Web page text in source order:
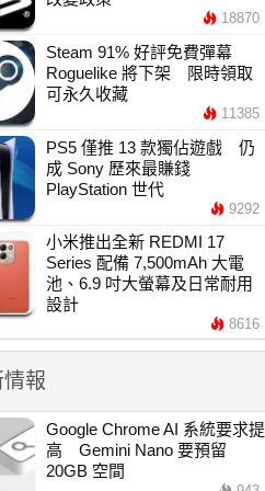
18870
Steam 91% 好評免費彈幕
Roguelike 將下架 限時領取
可永久收藏
11385
PS5 僅推 13 款獨佔遊戲 仍
成 Sony 歷來最賺錢
PlayStation 世代
9292
小米推出全新 REDMI 17
Series 配備 7,500mAh 大電
池、6.9 吋大螢幕及日常耐用
設計
8616
報
Google Chrome AI 系統要求提
高 Gemini Nano 要預留
20GB 空間